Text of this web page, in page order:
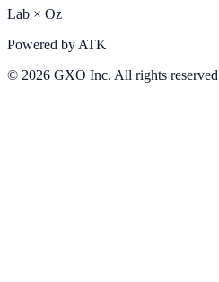
Lab × Oz
Powered by ATK
© 2026 GXO Inc. All rights